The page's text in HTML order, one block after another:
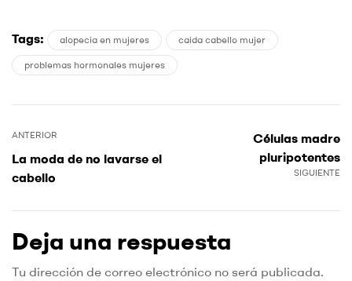
Tags: alopecia en mujeres caida cabello mujer
problemas hormonales mujeres
ANTERIOR
La moda de no lavarse el
cabello
SIGUIENTE
Células madre
pluripotentes
Deja una respuesta
Tu dirección de correo electrónico no será publicada.